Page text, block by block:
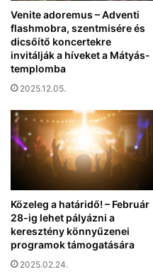
k
e
g
y
e
ő
f
o
s
,
h
a
n
k
i
s
z
a
b
d
u
H
a
m
á
s
z
Venite adoremus – Adventi
flashmobra, szentmisére és
dicsőítő koncertekre
invitálják a híveket a Mátyás-
templomba
2025.12.05.
Közeleg a határidő! – Február
28-ig lehet pályázni a
keresztény könnyűzenei
programok támogatására
2025.02.24.